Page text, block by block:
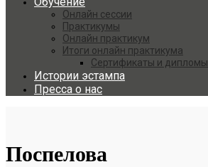
Онлайн сессии
Практикумы
Онлайн практикум
Итоги онлайн практикума
Сертификаты и дипломы
Истории эстампа
Пресса о нас
Поспелова